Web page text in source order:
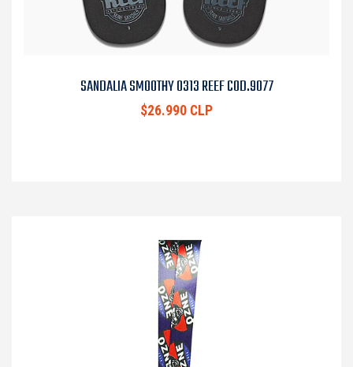
SANDALIA SMOOTHY 0313 REEF COD.9077
$26.990 CLP